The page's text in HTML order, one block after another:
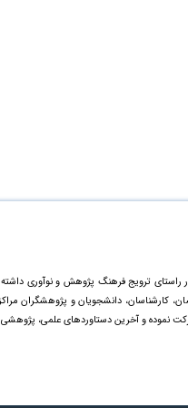
ترویج فرهنگ پژوهش و نوآوری داشته
کارشناسان، دانشجویان و پژوهشگران
نموده و آخرین دستاورد‌های علمی، پژوهشی